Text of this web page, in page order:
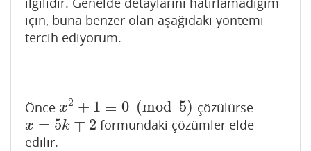
için, buna benzer olan aşağıdaki yöntemi
tercih ediyorum.
Önce x2 + 1 ≡ 0 (mod 5)
x2+1≡ 0 mod 5) çözülürse
x = 5k ∓ 2
x= 5k ∓2
formundaki çözümler elde
edilir.